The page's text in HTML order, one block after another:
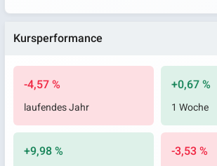
Kursperformance
-4,57 %
laufendes Jahr
+0,67 %
1 Woche
+9,98 % -3,53 %